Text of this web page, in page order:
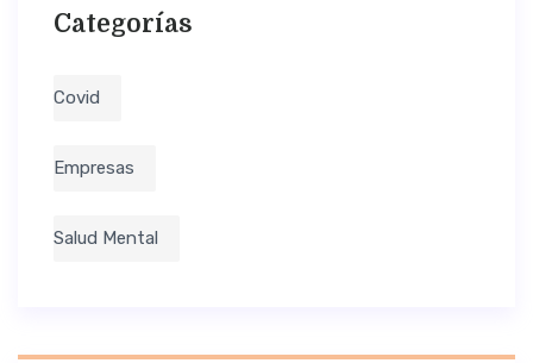
Categorías
Covid
Empresas
Salud Mental